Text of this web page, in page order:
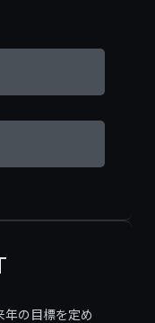
の目標を定め